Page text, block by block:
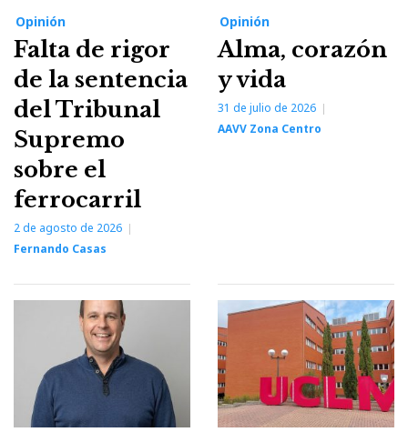
Opinión
Falta de rigor
de la sentencia
del Tribunal
Supremo
sobre el
ferrocarril
2 de agosto de 2026
Fernando Casas
Opinión
Alma, corazón
y vida
31 de julio de 2026
AAVV Zona Centro